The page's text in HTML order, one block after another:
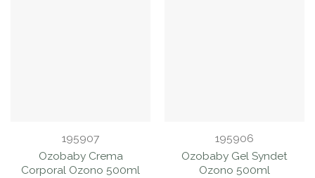
195907
Ozobaby Crema
Corporal Ozono 500ml
195906
Ozobaby Gel Syndet
Ozono 500ml